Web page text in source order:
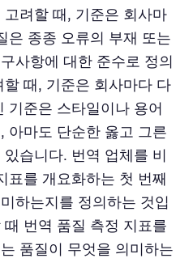
려할 때, 기준은 회사마
은 종종 오류의 부재 또는
사항에 대한 준수로 정의
때, 기준은 회사마다 다
기준은 스타일이나 용어
아마도 단순한 옳고 그른
습니다. 번역 업체를 비
표를 개요화하는 첫 번째
하는지를 정의하는 것입
번역 품질 측정 지표를
품질이 무엇을 의미하는